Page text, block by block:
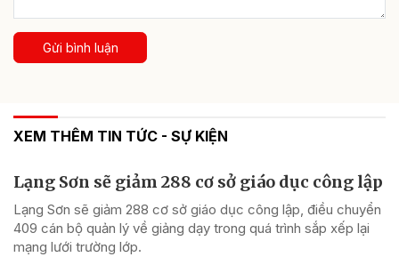
Gửi bình luận
XEM THÊM TIN TỨC - SỰ KIỆN
Lạng Sơn sẽ giảm 288 cơ sở giáo dục công lập
Lạng Sơn sẽ giảm 288 cơ sở giáo dục công lập, điều chuyển
409 cán bộ quản lý về giảng dạy trong quá trình sắp xếp lại
mạng lưới trường lớp.